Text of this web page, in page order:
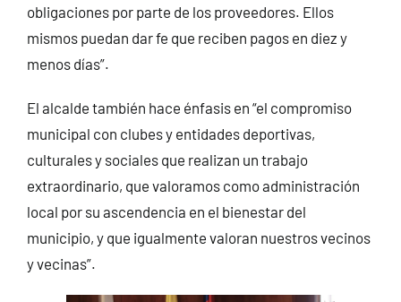
obligaciones por parte de los proveedores. Ellos
mismos puedan dar fe que reciben pagos en diez y
menos días”.
El alcalde también hace énfasis en “el compromiso
municipal con clubes y entidades deportivas,
culturales y sociales que realizan un trabajo
extraordinario, que valoramos como administración
local por su ascendencia en el bienestar del
municipio, y que igualmente valoran nuestros vecinos
y vecinas”.